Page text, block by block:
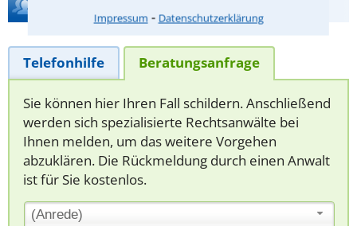
Impressum ⁃ Datenschutzerklärung
Telefonhilfe Beratungsanfrage
Sie können hier Ihren Fall schildern. Anschließend
werden sich spezialisierte Rechtsanwälte bei
Ihnen melden, um das weitere Vorgehen
abzuklären. Die Rückmeldung durch einen Anwalt
ist für Sie kostenlos.
(Anrede)